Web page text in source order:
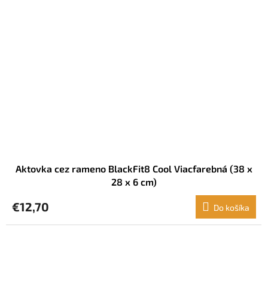
Aktovka cez rameno BlackFit8 Cool Viacfarebná (38 x
28 x 6 cm)
€12,70 Do košíka